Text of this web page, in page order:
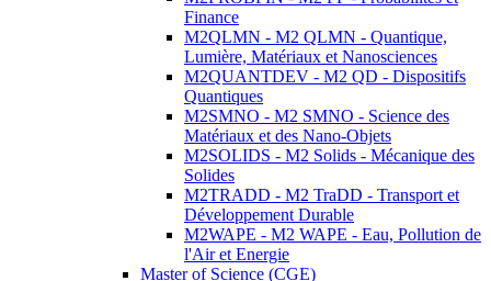
Finance
M2QLMN - M2 QLMN - Quantique,
Lumière, Matériaux et Nanosciences
M2QUANTDEV - M2 QD - Dispositifs
Quantiques
M2SMNO - M2 SMNO - Science des
Matériaux et des Nano-Objets
M2SOLIDS - M2 Solids - Mécanique des
Solides
M2TRADD - M2 TraDD - Transport et
Développement Durable
M2WAPE - M2 WAPE - Eau, Pollution de
l'Air et Energie
Master of Science (CGE)